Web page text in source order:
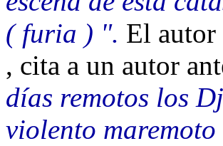
( furia ) ". El autor
, cita a un autor
días remotos los
violento